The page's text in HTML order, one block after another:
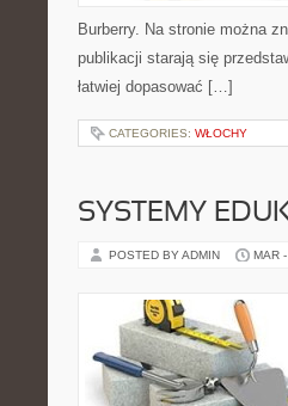
Burberry. Na stronie można
publikacji starają się
łatwiej dopasować […]
CATEGORIES: WŁOCHY
SYSTEMY
POSTED BY ADMIN MAR